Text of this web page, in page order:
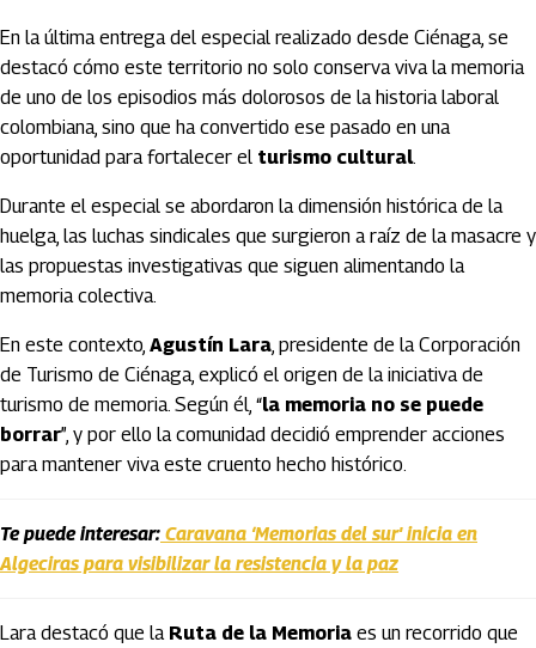
En la última entrega del especial realizado desde Ciénaga, se
destacó cómo este territorio no solo conserva viva la memoria
de uno de los episodios más dolorosos de la historia laboral
colombiana, sino que ha convertido ese pasado en una
oportunidad para fortalecer el turismo cultural.
Durante el especial se abordaron la dimensión histórica de la
huelga, las luchas sindicales que surgieron a raíz de la masacre y
las propuestas investigativas que siguen alimentando la
memoria colectiva.
En este contexto, Agustín Lara, presidente de la Corporación
de Turismo de Ciénaga, explicó el origen de la iniciativa de
turismo de memoria. Según él, “la memoria no se puede
borrar”, y por ello la comunidad decidió emprender acciones
para mantener viva este cruento hecho histórico.
Te puede interesar: Caravana ‘Memorias del sur' inicia en
Algeciras para visibilizar la resistencia y la paz
Lara destacó que la Ruta de la Memoria es un recorrido que